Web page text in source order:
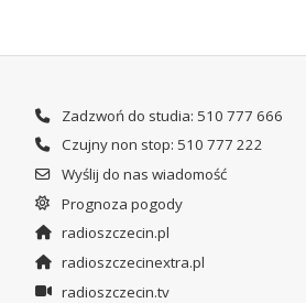
Zadzwoń do studia: 510 777 666
Czujny non stop: 510 777 222
Wyślij do nas wiadomość
Prognoza pogody
radioszczecin.pl
radioszczecinextra.pl
radioszczecin.tv